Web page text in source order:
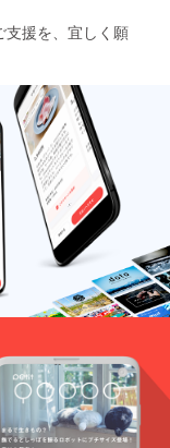
支援を、宜しく願